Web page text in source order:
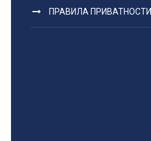
ПРАВИЛА ПРИВАТНОСТИ